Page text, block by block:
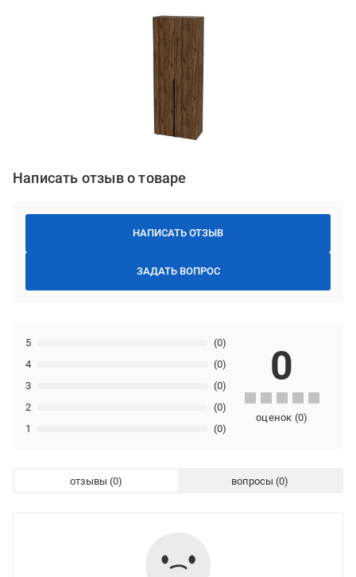
Написать отзыв о товаре
НАПИСАТЬ ОТЗЫВ
ЗАДАТЬ ВОПРОС
1 (0)
2 (0)
3 (0)
4 (0)
5 (0)
0
оценок (0)
отзывы вопросы